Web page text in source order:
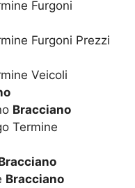
Furgoni
Furgoni Prezzi
Veicoli
Bracciano
Termine
Bracciano